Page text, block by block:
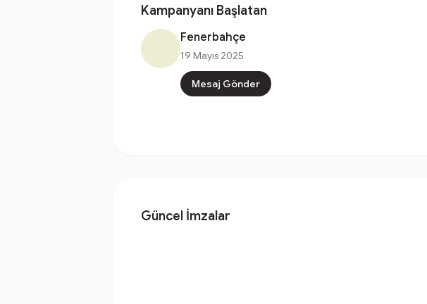
Kampanyanı Başlatan
Fenerbahçe
19 Mayıs 2025
Mesaj Gönder
Güncel İmzalar